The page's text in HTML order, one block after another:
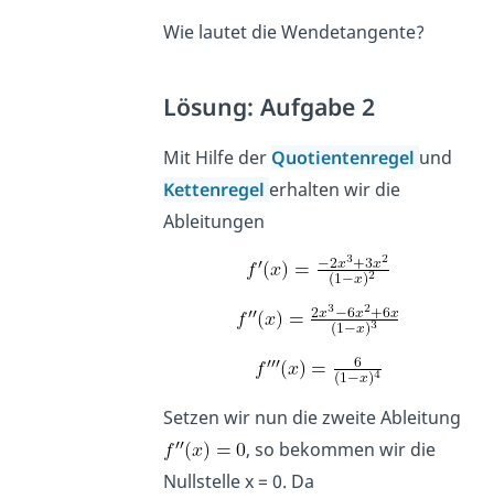
Wie lautet die Wendetangente?
Lösung: Aufgabe 2
Mit Hilfe der Quotientenregel und
Kettenregel erhalten wir die
Ableitungen
Setzen wir nun die zweite Ableitung
, so bekommen wir die
Nullstelle x = 0. Da